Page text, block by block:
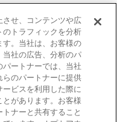
「評価点と星の数」の情報をも
す。
態から、「評価点と星の数」に
、こだわりの中古車を様々な角
ー・車種を多く取り揃え、皆さ
をお届け致します。
させ、コンテンツや広
トラフィックを分析
。当社は、お客様の
当社の広告、分析のパ
ートナーでは、当社
らのパートナーに提供
ービスを利用した際に
があります。お客様
ナーと共有すること